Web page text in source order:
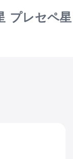
プレセペ星